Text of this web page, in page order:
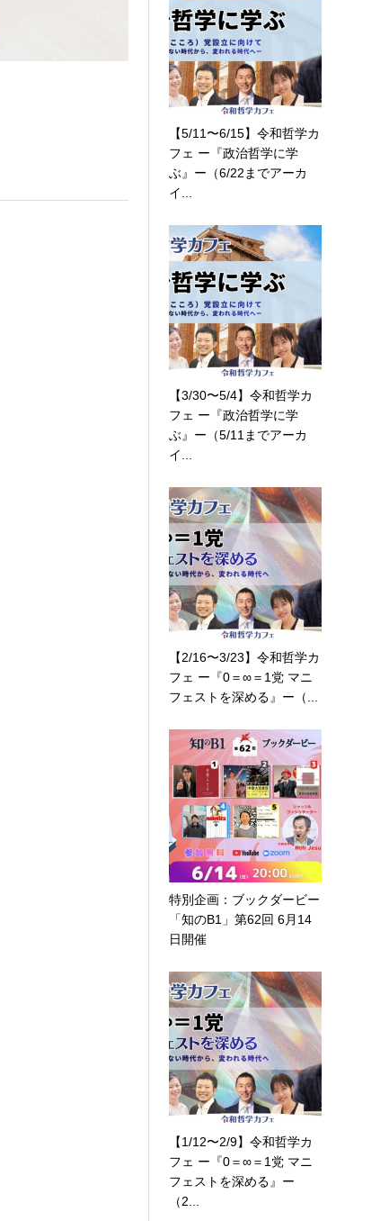
【5/11〜6/15】令和哲学カ
フェ ー『政治哲学に学
ぶ』ー（6/22までアーカ
イ...
【3/30〜5/4】令和哲学カ
フェ ー『政治哲学に学
ぶ』ー（5/11までアーカ
イ...
【2/16〜3/23】令和哲学カ
フェ ー『0＝∞＝1党 マニ
フェストを深める』ー（...
特別企画：ブックダービー
「知のB1」第62回 6月14
日開催
【1/12〜2/9】令和哲学カ
フェ ー『0＝∞＝1党 マニ
フェストを深める』ー
（2...